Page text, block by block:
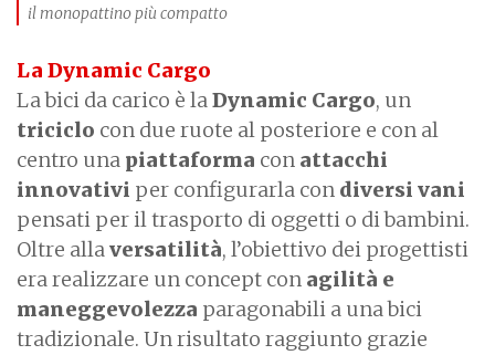
il monopattino più compatto
La Dynamic Cargo
La bici da carico è laDynamic Cargo, un
triciclo con due ruote al posteriore e con al
centro una piattaforma con attacchi
innovativi per configurarla con diversi vani
pensati per il trasporto di oggetti o di bambini.
Oltre allaversatilità, l’obiettivo dei progettisti
era realizzare un concept con agilità e
maneggevolezza paragonabili a una bici
tradizionale. Un risultato raggiunto grazie